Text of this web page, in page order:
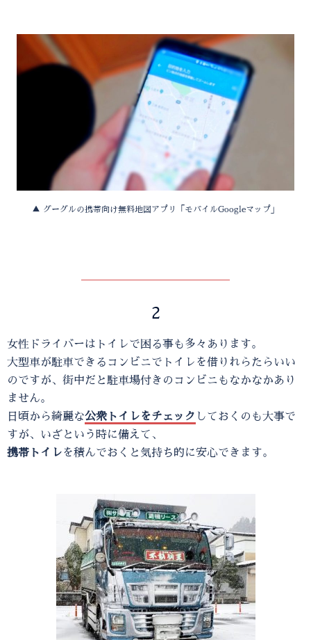
▲ グーグルの携帯向け無料地図アプリ「モバイルGoogleマップ」
2
女性ドライバーはトイレで困る事も多々あります。
大型車が駐車できるコンビニでトイレを借りれらたらいい
のですが、街中だと駐車場付きのコンビニもなかなかあり
ません。
日頃から綺麗な公衆トイレをチェック しておくのも大事で
すが、いざという時に備えて、
携帯トイレを積んでおくと気持ち的に安心できます。